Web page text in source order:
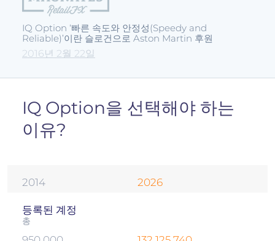
IQ Option ‘빠른 속도와 안정성(Speedy and
Reliable)’이란 슬로건으로 Aston Martin 후원
2016년 2월 22일
IQ Option을 선택해야 하는
이유?
2014 2026
등록된 계정
총